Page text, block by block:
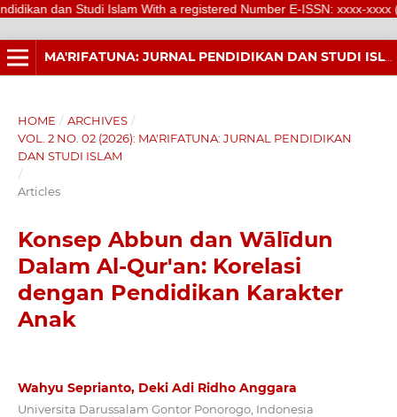
Studi Islam With a registered Number E-ISSN: xxxx-xxxx (Online)
MA'RIFATUNA: JURNAL PENDIDIKAN DAN STUDI ISLAM
HOME / ARCHIVES /
VOL. 2 NO. 02 (2026): MA'RIFATUNA: JURNAL PENDIDIKAN
DAN STUDI ISLAM
/
Articles
Konsep Abbun dan Wālīdun
Dalam Al-Qur'an: Korelasi
dengan Pendidikan Karakter
Anak
Wahyu Seprianto, Deki Adi Ridho Anggara
Universita Darussalam Gontor Ponorogo, Indonesia